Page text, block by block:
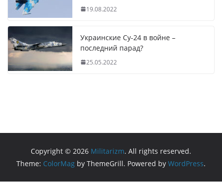
19.08.2022
Украинские Су-24 в войне –
последний парад?
25.05.2022
Copyright © 2026 Militarizm. All rights reserved.
Theme: ColorMag by ThemeGrill. Powered by WordPress.